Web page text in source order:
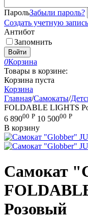
ПарольЗабыли пароль?
Создать учетную запись
Антибот
Запомнить
Войти
0Корзина
Товары в корзине:
Корзина пуста
Корзина
Главная/Самокаты/
FOLDABLE LIGHTS
6 89000 Р 10 50000 Р
В корзину
Самокат
Розовый